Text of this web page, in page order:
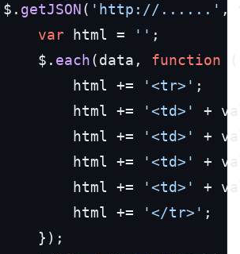
getJSON( 'http://......' ,
var html = '' ;
$.
each(data, function (
html +=
'<tr>' ;
html +=
'<td>'
+
html +=
'<td>'
+
html +=
'<td>'
+
html +=
'<td>'
+
html +=
'</tr>' ;
});